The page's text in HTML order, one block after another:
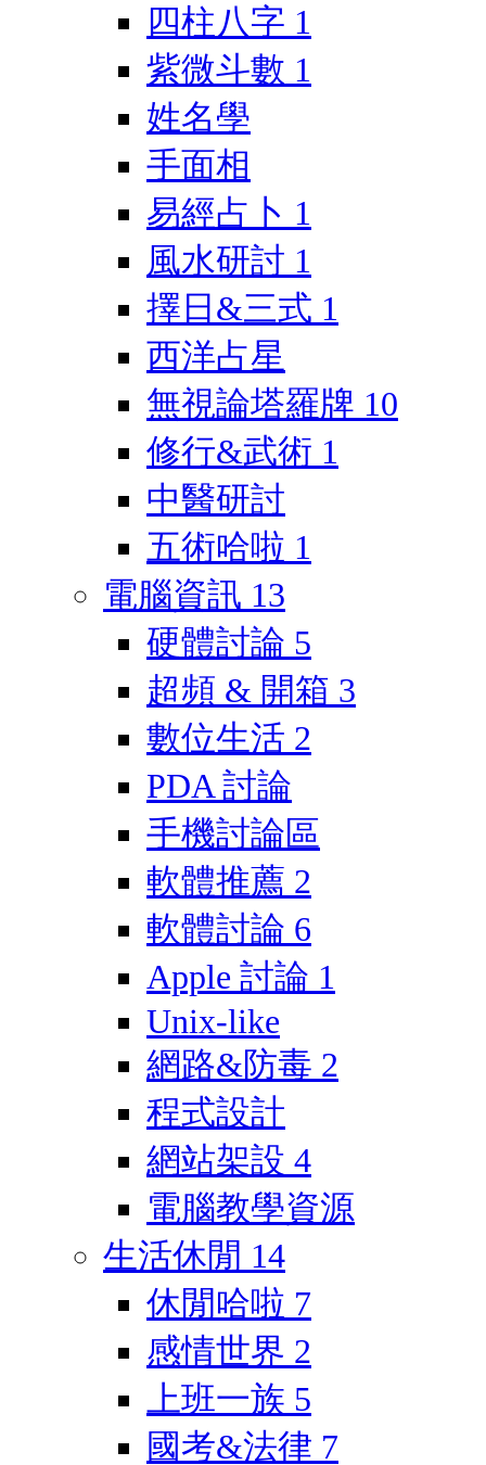
四柱八字 1
紫微斗數 1
姓名學
手面相
易經占卜 1
風水研討 1
擇日&三式 1
西洋占星
無視論塔羅牌 10
修行&武術 1
中醫研討
五術哈啦 1
電腦資訊 13
硬體討論 5
超頻 & 開箱 3
數位生活 2
PDA 討論
手機討論區
軟體推薦 2
軟體討論 6
Apple 討論 1
Unix-like
網路&防毒 2
程式設計
網站架設 4
電腦教學資源
生活休閒 14
休閒哈啦 7
感情世界 2
上班一族 5
國考&法律 7